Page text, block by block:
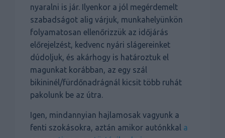
nyaralni is jár. Ilyenkor a jól megérdemelt
szabadságot alig várjuk, munkahelyünkön
folyamatosan ellenőrizzük az időjárás
előrejelzést, kedvenc nyári slágereinket
dúdoljuk, és akárhogy is határoztuk el
magunkat korábban, az egy szál
bikininél/fürdőnadrágnál kicsit több ruhát
pakolunk be az útra.
Igen, mindannyian hajlamosak vagyunk a
fenti szokásokra, aztán amikor autónkkal a